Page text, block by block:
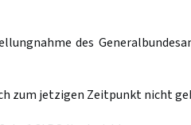
des
zum jetzigen Zeitpunkt nicht